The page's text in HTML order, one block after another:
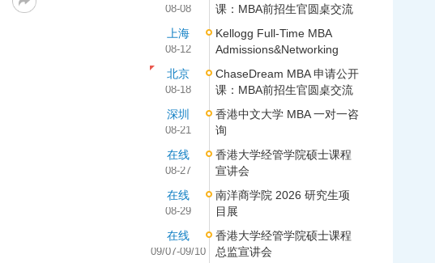
08-08
课：MBA前招生官圆桌交流
上海
08-12
Kellogg Full-Time MBA
Admissions&Networking
北京
08-18
ChaseDream MBA 申请公开
课：MBA前招生官圆桌交流
深圳
08-21
香港中文大学 MBA 一对一咨
询
在线
08-27
香港大学经管学院硕士课程
宣讲会
在线
08-29
南洋商学院 2026 研究生项
目展
在线
09/07-09/10
香港大学经管学院硕士课程
总监宣讲会